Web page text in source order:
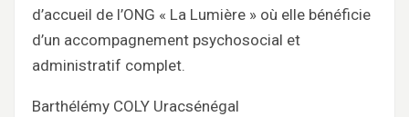
d’accueil de l’ONG « La Lumière » où elle bénéficie
d’un accompagnement psychosocial et
administratif complet.
Barthélémy COLY Uracsénégal